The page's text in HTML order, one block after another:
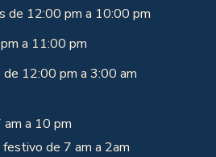
de 12:00 pm a 10:00 pm
a 11:00 pm
de 12:00 pm a 3:00 am
am a 10 pm
festivo de 7 am a 2am